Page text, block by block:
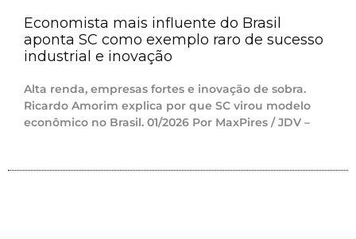
Economista mais influente do Brasil
aponta SC como exemplo raro de sucesso
industrial e inovação
Alta renda, empresas fortes e inovação de sobra.
Ricardo Amorim explica por que SC virou modelo
econômico no Brasil. 01/2026 Por MaxPires / JDV –